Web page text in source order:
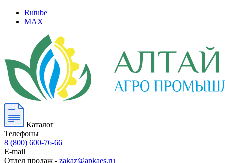
Rutube
MAX
Каталог
Телефоны
8 (800) 600-76-66
E-mail
Отдел продаж - zakaz@apkaes.ru